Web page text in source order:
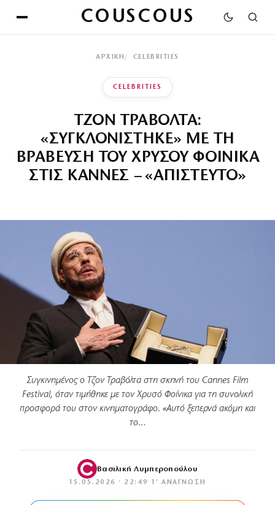
COUSCOUS
ΑΡΧΙΚΉ CELEBRITIES
CELEBRITIES
ΤΖΟΝ ΤΡΑΒΟΛΤΑ:
«ΣΥΓΚΛΟΝΙΣΤΗΚΕ» ΜΕ ΤΗ
ΒΡΑΒΕΥΣΗ ΤΟΥ ΧΡΥΣΟΥ ΦΟΙΝΙΚΑ
ΣΤΙΣ ΚΑΝΝΕΣ – «ΑΠΙΣΤΕΥΤΟ»
Συγκινημένος ο Τζον Τραβόλτα στη σκηνή του Cannes Film
Festival, όταν τιμήθηκε με τον Χρυσό Φοίνικα για τη συνολική
προσφορά του στον κινηματογράφο. «Αυτό ξεπερνά ακόμη και
το…
Βασιλική Λυμπεροπούλου
15.05.2026 · 22:49 · 1′ ΑΝΆΓΝΩΣΗ